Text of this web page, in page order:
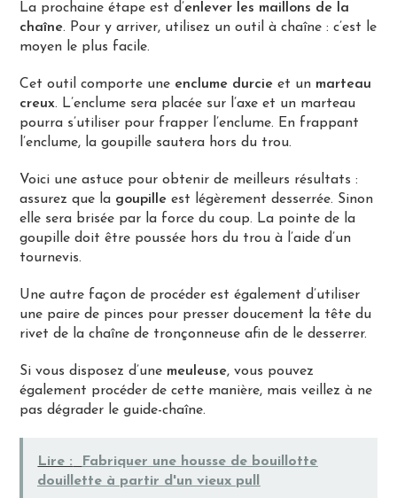
La prochaine étape est d’enlever les maillons de la
chaîne. Pour y arriver, utilisez un outil à chaîne : c’est le
moyen le plus facile.
Cet outil comporte une enclume durcieet un marteau
creux. L’enclume sera placée sur l’axe et un marteau
pourra s’utiliser pour frapper l’enclume. En frappant
l’enclume, la goupille sautera hors du trou.
Voici une astuce pour obtenir de meilleurs résultats :
assurez que la goupille est légèrement desserrée. Sinon
elle sera brisée par la force du coup. La pointe de la
goupille doit être poussée hors du trou à l’aide d’un
tournevis.
Une autre façon de procéder est également d’utiliser
une paire de pinces pour presser doucement la tête du
rivet de la chaîne de tronçonneuse afin de le desserrer.
Si vous disposez d’une meuleuse, vous pouvez
également procéder de cette manière, mais veillez à ne
pas dégrader le guide-chaîne.
Lire :
Fabriquer une housse de bouillotte
douillette à partir d'un vieux pull